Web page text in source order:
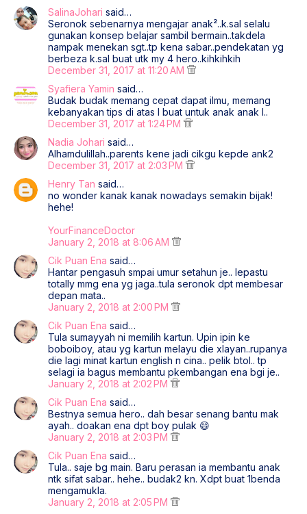
SalinaJohari said…
Seronok sebenarnya mengajar anak²..k.sal selalu
gunakan konsep belajar sambil bermain..takdela
nampak menekan sgt..tp kena sabar..pendekatan yg
berbeza k.sal buat utk my 4 hero..kihkihkih
December 31, 2017 at 11:20 AM
Syafiera Yamin said…
Budak budak memang cepat dapat ilmu, memang
kebanyakan tips di atas I buat untuk anak anak I..
December 31, 2017 at 1:24 PM
Nadia Johari said…
Alhamdulillah..parents kene jadi cikgu kepde ank2
December 31, 2017 at 2:03 PM
Henry Tan said…
no wonder kanak kanak nowadays semakin bijak!
hehe!
YourFinanceDoctor
January 2, 2018 at 8:06 AM
Cik Puan Ena said…
Hantar pengasuh smpai umur setahun je.. lepastu
totally mmg ena yg jaga..tula seronok dpt membesar
depan mata..
January 2, 2018 at 2:00 PM
Cik Puan Ena said…
Tula sumayyah ni memilih kartun. Upin ipin ke
boboiboy, atau yg kartun melayu die xlayan..rupanya
die lagi minat kartun english n cina.. pelik btol.. tp
selagi ia bagus membantu pkembangan ena bgi je..
January 2, 2018 at 2:02 PM
Cik Puan Ena said…
Bestnya semua hero.. dah besar senang bantu mak
ayah.. doakan ena dpt boy pulak 😄
January 2, 2018 at 2:03 PM
Cik Puan Ena said…
Tula.. saje bg main. Baru perasan ia membantu anak
ntk sifat sabar.. hehe.. budak2 kn. Xdpt buat 1benda
mengamukla.
January 2, 2018 at 2:05 PM